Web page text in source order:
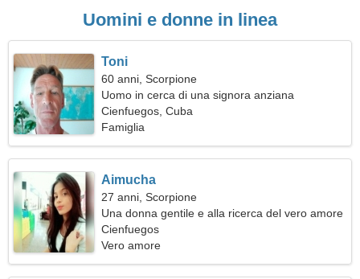
Uomini e donne in linea
Toni
60 anni, Scorpione
Uomo in cerca di una signora anziana
Cienfuegos, Cuba
Famiglia
Aimucha
27 anni, Scorpione
Una donna gentile e alla ricerca del vero amore
Cienfuegos
Vero amore